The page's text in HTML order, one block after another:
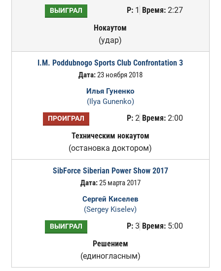
ВЫИГРАЛ Р:1 Время:2:27
Нокаутом
(удар)
I.M. Poddubnogo Sports Club Confrontation 3
Дата:23 ноября 2018
Илья Гуненко
(Ilya Gunenko)
ПРОИГРАЛ Р:2 Время:2:00
Техническим нокаутом
(остановка доктором)
SibForce Siberian Power Show 2017
Дата:25 марта 2017
Сергей Киселев
(Sergey Kiselev)
ВЫИГРАЛ Р:3 Время:5:00
Решением
(единогласным)